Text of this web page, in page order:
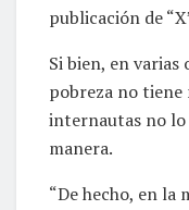
publicación de
Si bien, en varias
pobreza no tiene
internautas no lo
manera.
“De hecho, en la